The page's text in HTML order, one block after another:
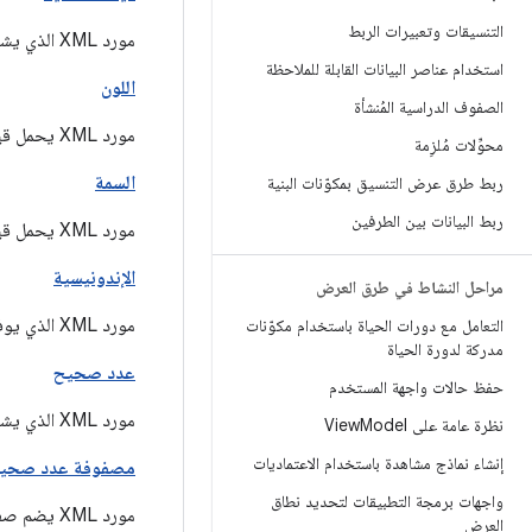
التنسيقات وتعبيرات الربط
استخدام عناصر البيانات القابلة للملاحظة
الصفوف الدراسية المُنشأة
محوِّلات مُلزِمة
ربط طرق عرض التنسيق بمكوّنات البنية
ربط البيانات بين الطرفين
مراحل النشاط في طرق العرض
التعامل مع دورات الحياة باستخدام مكوّنات
مدركة لدورة الحياة
حفظ حالات واجهة المستخدم
نظرة عامة على ViewModel
إنشاء نماذج مشاهدة باستخدام الاعتماديات
واجهات برمجة التطبيقات لتحديد نطاق
العرض
مورد XML الذي يشتمل على قيمة منطقية.
اللون
مورد XML يحمل قيمة لون (لون سداسي عشري).
السمة
مورد XML يحمل قيمة سمة (بوحدة قياس).
الإندونيسية
مورد XML الذي يوفر معرّفًا فريدًا لموارد التطبيق والمكونات.
عدد صحيح
مورد XML الذي يشتمل على قيمة عدد صحيح
مصفوفة عدد
مورد XML يضم صفيفًا من الأعداد الصحيحة.